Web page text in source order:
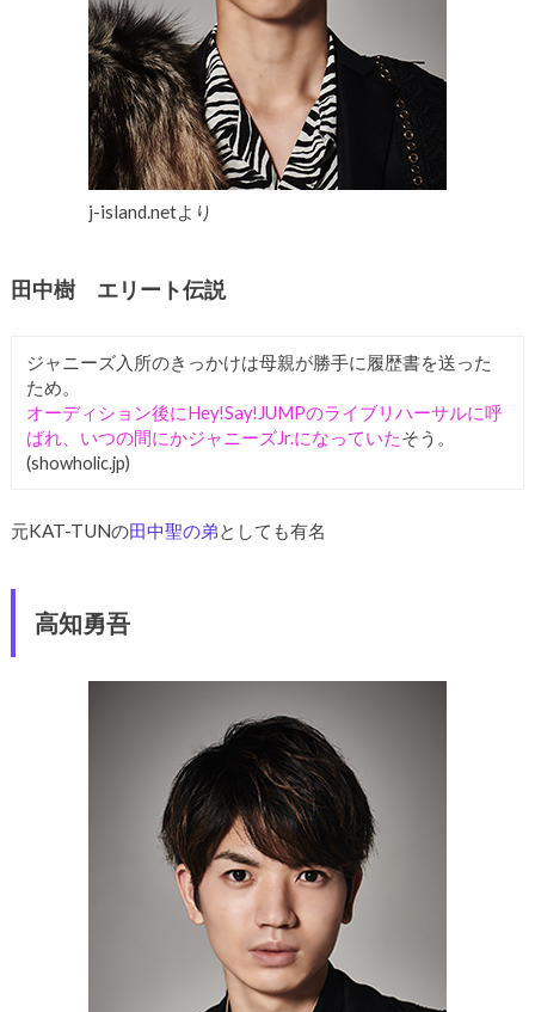
j-island.netより
田中樹 エリート伝説
ジャニーズ入所のきっかけは母親が勝手に履歴書を送った
ため。
オーディション後にHey!Say!JUMPのライブリハーサルに呼
ばれ、いつの間にかジャニーズJr.になっていたそう。
(showholic.jp)
元KAT-TUNの田中聖の弟としても有名
高知勇吾